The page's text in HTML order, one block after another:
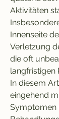
Aktivitäten
Innenseite
Verletzung
die oft
langfristigen
In diesem
eingehend
Symptomen